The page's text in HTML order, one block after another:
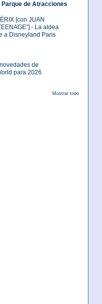
Parque de Atracciones
[con JUAN
- La aldea
a Disneyland Paris
de
para 2026
Mostrar todo